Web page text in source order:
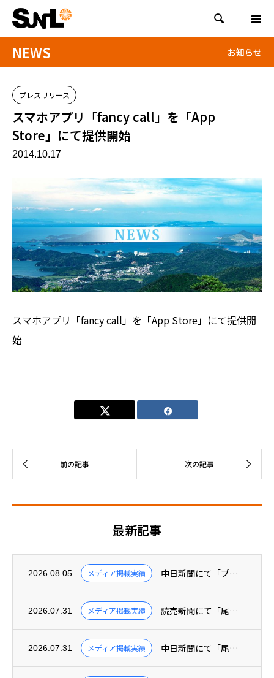

NEWS お知らせ
プレスリリース
スマホアプリ「fancy call」を「App
Store」にて提供開始
2014.10.17
スマホアプリ「fancy call」を「App Store」にて提供開
始
最新記事
2026.08.05 メディア掲載実績 中日新聞にて「プログラミングによるドローン体験会」の様子が紹介されました(2026年7...
2026.07.31 メディア掲載実績 読売新聞にて「尾鷲市でのドローン・プログラミング教室」についての記事が掲載されました（...
2026.07.31 メディア掲載実績 中日新聞にて「尾鷲市民向けプログラミング講座」についての記事が掲載されました(2026...